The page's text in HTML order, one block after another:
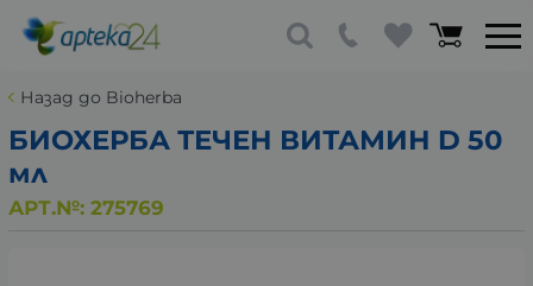
Назад до Bioherba
БИОХЕРБА ТЕЧЕН ВИТАМИН D 50
мл
АРТ.№: 275769